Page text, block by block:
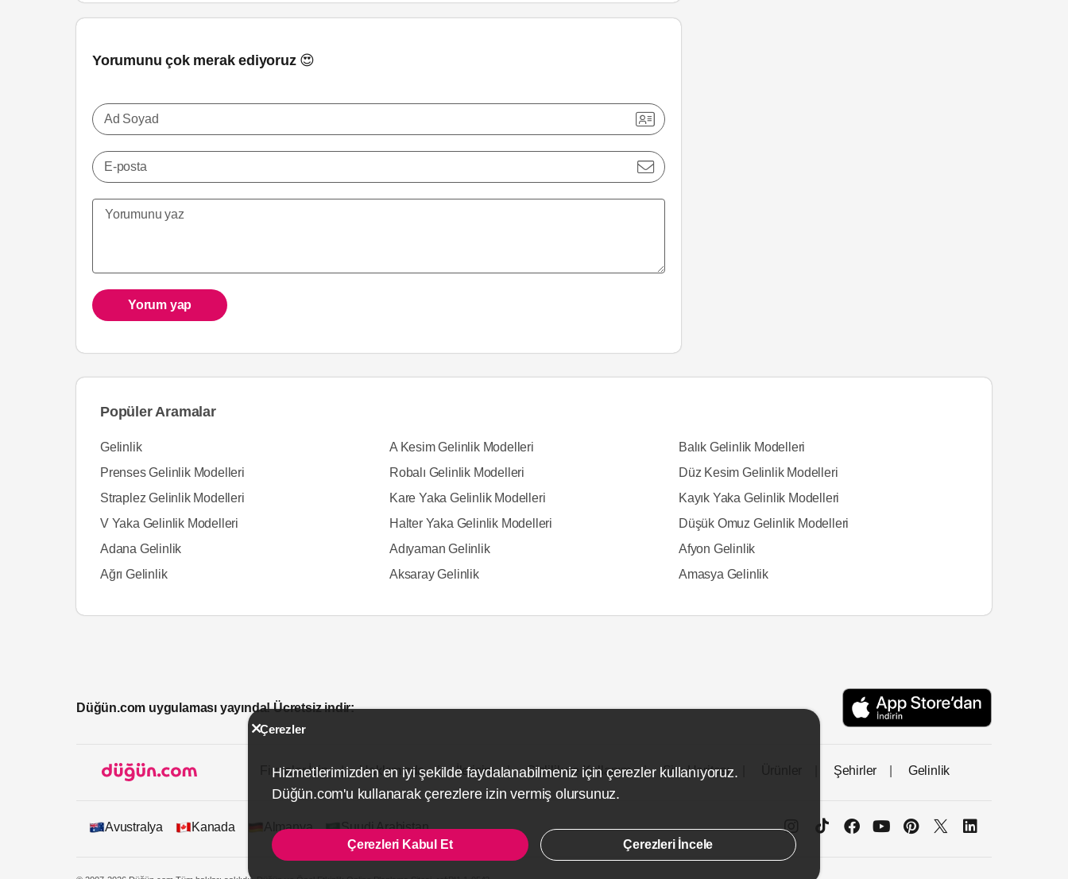
Yorumunu çok merak ediyoruz 😍
Ad Soyad
E-posta
Yorum yap
Popüler Aramalar
Gelinlik A Kesim Gelinlik Modelleri
Balık Gelinlik Modelleri
Prenses Gelinlik Modelleri
Robalı Gelinlik Modelleri
Düz Kesim Gelinlik Modelleri
Straplez Gelinlik Modelleri
Kare Yaka Gelinlik Modelleri
Kayık Yaka Gelinlik Modelleri
V Yaka Gelinlik Modelleri
Halter Yaka Gelinlik Modelleri
Düşük Omuz Gelinlik Modelleri
Adana Gelinlik
Adıyaman Gelinlik
Afyon Gelinlik
Ağrı Gelinlik
Aksaray Gelinlik Amasya Gelinlik
Düğün.com uygulaması yayında! Ücretsiz indir:
Firmalar İçin Hakkımızda İletişim Gizlilik ve Kullanım Site Haritası Şehirler Gelinlik
Avustralya Kanada Almanya Suudi Arabistan
Çerezler
Hizmetlerimizden en iyi şekilde faydalanabilmeniz için çerezler kullanıyoruz.
Düğün.com'u kullanarak çerezlere izin vermiş olursunuz.
Çerezleri Kabul Et Çerezleri İncele